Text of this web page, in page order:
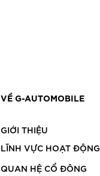
VỀ G-AUTOMOBILE
GIỚI THIỆU
LĨNH VỰC HOẠT ĐỘNG
QUAN HỆ CỔ ĐÔNG